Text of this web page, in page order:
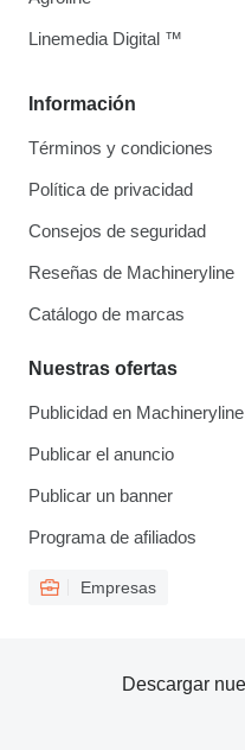
Información
Términos y condiciones
Política de privacidad
Consejos de seguridad
Reseñas de Machineryline
Catálogo de marcas
Nuestras ofertas
Publicidad en Machineryline
Publicar el anuncio
Publicar un banner
Programa de afiliados
Empresas
Linemedia Digital ™
Descargar